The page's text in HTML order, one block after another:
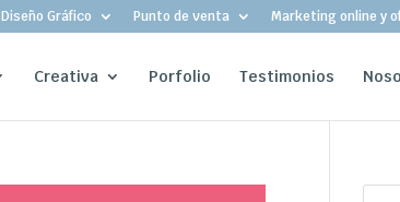
Diseño Gráfico Punto de venta Marketing online y
Creativa Porfolio Testimonios